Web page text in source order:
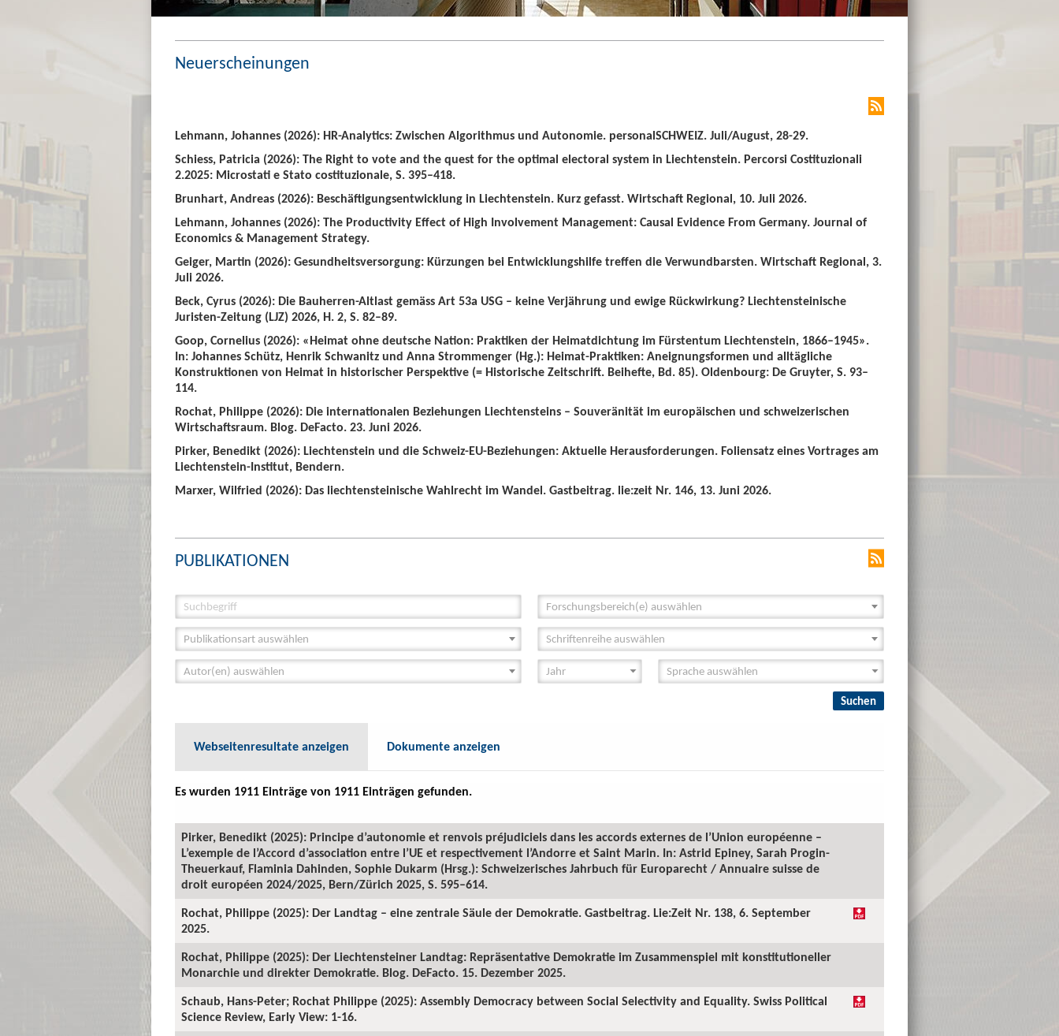
Neuerscheinungen
Lehmann, Johannes (2026): HR-Analytics: Zwischen Algorithmus und Autonomie. personalSCHWEIZ. Juli/August, 28-29.
Schiess, Patricia (2026): The Right to vote and the quest for the optimal electoral system in Liechtenstein. Percorsi Costituzionali
2.2025: Microstati e Stato costituzionale, S. 395–418.
Brunhart, Andreas (2026): Beschäftigungsentwicklung in Liechtenstein. Kurz gefasst. Wirtschaft Regional, 10. Juli 2026.
Lehmann, Johannes (2026): The Productivity Effect of High Involvement Management: Causal Evidence From Germany. Journal of
Economics & Management Strategy.
Geiger, Martin (2026): Gesundheitsversorgung: Kürzungen bei Entwicklungshilfe treffen die Verwundbarsten. Wirtschaft Regional, 3.
Juli 2026.
Beck, Cyrus (2026): Die Bauherren-Altlast gemäss Art 53a USG – keine Verjährung und ewige Rückwirkung? Liechtensteinische
Juristen-Zeitung (LJZ) 2026, H. 2, S. 82–89.
Goop, Cornelius (2026): «Heimat ohne deutsche Nation: Praktiken der Heimatdichtung im Fürstentum Liechtenstein, 1866–1945».
In: Johannes Schütz, Henrik Schwanitz und Anna Strommenger (Hg.): Heimat-Praktiken: Aneignungsformen und alltägliche
Konstruktionen von Heimat in historischer Perspektive (= Historische Zeitschrift. Beihefte, Bd. 85). Oldenbourg: De Gruyter, S. 93–
114.
Rochat, Philippe (2026): Die internationalen Beziehungen Liechtensteins – Souveränität im europäischen und schweizerischen
Wirtschaftsraum. Blog. DeFacto. 23. Juni 2026.
Pirker, Benedikt (2026): Liechtenstein und die Schweiz-EU-Beziehungen: Aktuelle Herausforderungen. Foliensatz eines Vortrages am
Liechtenstein-Institut, Bendern.
Marxer, Wilfried (2026): Das liechtensteinische Wahlrecht im Wandel. Gastbeitrag. lie:zeit Nr. 146, 13. Juni 2026.
PUBLIKATIONEN
Forschungsbereich(e) auswählen
Publikationsart auswählen Schriftenreihe auswählen
Autor(en) auswählen
Webseitenresultate anzeigen Dokumente anzeigen
Es wurden 1911 Einträge von 1911 Einträgen gefunden.
Pirker, Benedikt (2025): Principe d’autonomie et renvois préjudiciels dans les accords externes de l’Union européenne –
L’exemple de l’Accord d’association entre l’UE et respectivement l’Andorre et Saint Marin. In: Astrid Epiney, Sarah Progin-
Theuerkauf, Flaminia Dahinden, Sophie Dukarm (Hrsg.): Schweizerisches Jahrbuch für Europarecht / Annuaire suisse de
droit européen 2024/2025, Bern/Zürich 2025, S. 595–614.
Rochat, Philippe (2025): Der Landtag – eine zentrale Säule der Demokratie. Gastbeitrag. Lie:Zeit Nr. 138, 6. September
2025.
Rochat, Philippe (2025): Der Liechtensteiner Landtag: Repräsentative Demokratie im Zusammenspiel mit konstitutioneller
Monarchie und direkter Demokratie. Blog. DeFacto. 15. Dezember 2025.
Schaub, Hans-Peter; Rochat Philippe (2025): Assembly Democracy between Social Selectivity and Equality. Swiss Political
Science Review, Early View: 1-16.